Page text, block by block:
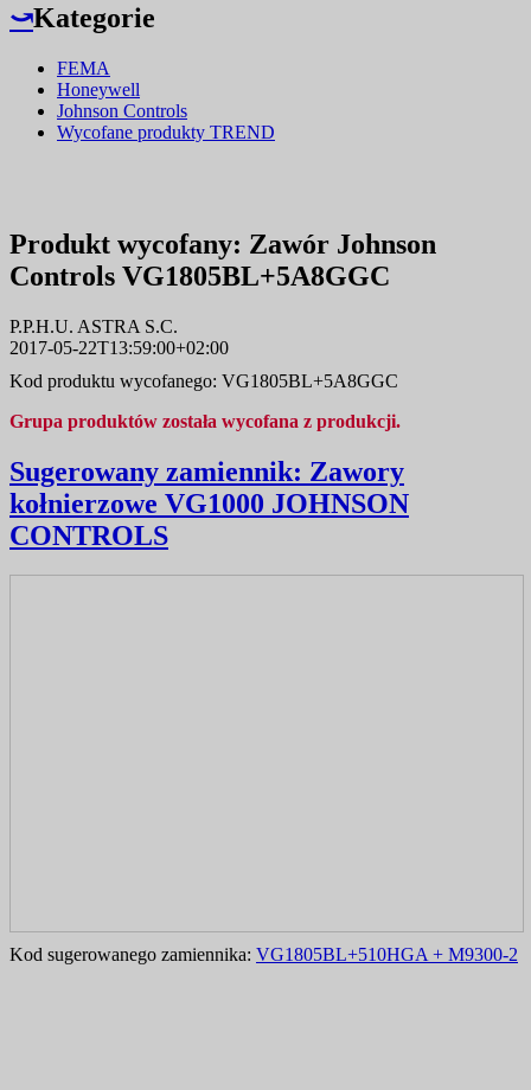
⤻Kategorie
FEMA
Honeywell
Johnson Controls
Wycofane produkty TREND
Produkt wycofany: Zawór Johnson
Controls VG1805BL+5A8GGC
P.P.H.U. ASTRA S.C.
2017-05-22T13:59:00+02:00
Kod produktu wycofanego: VG1805BL+5A8GGC
Grupa produktów została wycofana z produkcji.
Sugerowany zamiennik: Zawory
kołnierzowe VG1000 JOHNSON
CONTROLS
Kod sugerowanego zamiennika: VG1805BL+510HGA + M9300-2